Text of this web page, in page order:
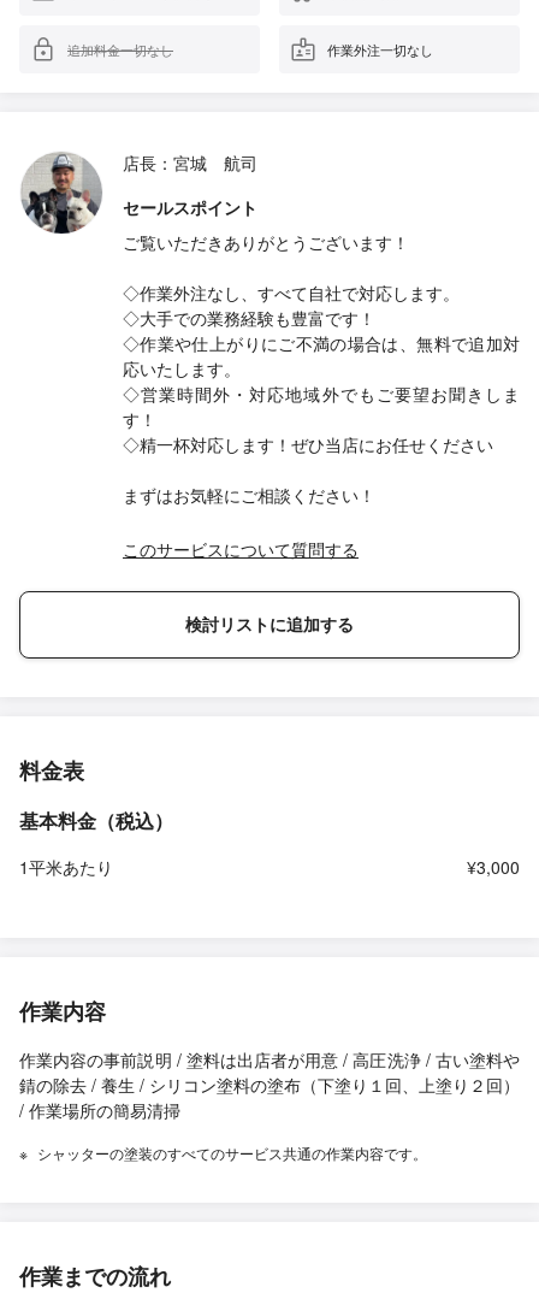
追加料金一切なし 作業外注一切なし
店長：宮城 航司
セールスポイント
ご覧いただきありがとうございます！
◇作業外注なし、すべて自社で対応します。
◇大手での業務経験も豊富です！
◇作業や仕上がりにご不満の場合は、無料で追加対
応いたします。
◇営業時間外・対応地域外でもご要望お聞きしま
す！
◇精一杯対応します！ぜひ当店にお任せください
まずはお気軽にご相談ください！
このサービスについて質問する
検討リストに追加する
料金表
基本料金（税込）
1平米あたり ¥3,000
作業内容
作業内容の事前説明 / 塗料は出店者が用意 / 高圧洗浄 / 古い塗料や
錆の除去 / 養生 / シリコン塗料の塗布（下塗り１回、上塗り２回）
/ 作業場所の簡易清掃
シャッターの塗装のすべてのサービス共通の作業内容です。
作業までの流れ